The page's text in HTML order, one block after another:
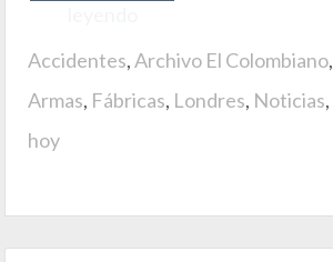
Accidentes,Archivo El Colombiano,
Armas, Fábricas, Londres, Noticias,
hoy